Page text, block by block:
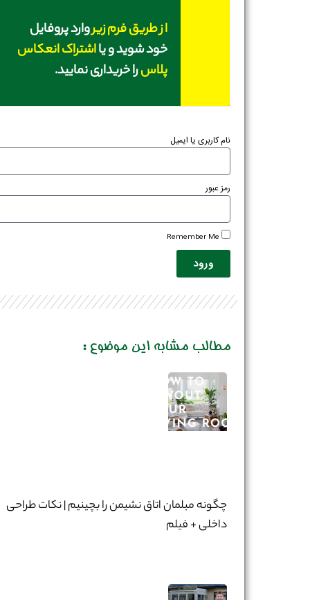
از طریق فرم زیروارد پروفایل
خود شوید و یااشتراک انعکاس
پلاسرا خریداری نمایید.
نام کاربری یا ایمیل
رمز عبور
Remember Me
ورود
مطالب مشابه این موضوع :
چگونه مبلمان اتاق نشیمن را بچینیم | نکات طراحی
داخلی + فیلم